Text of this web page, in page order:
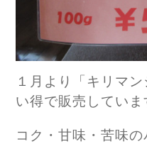
１月より「キリマ
い得で販売していま
コク・甘味・苦味